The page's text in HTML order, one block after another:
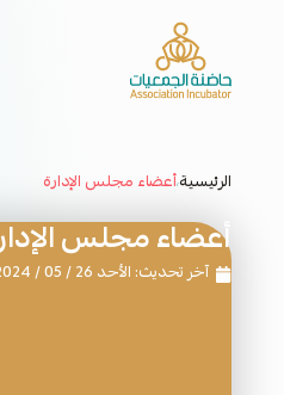
الرئيسية/أعضاء مجلس الإدارة
أعضاء مجلس
آخر تحديث: الأحد 26 / 05 / 2024 م